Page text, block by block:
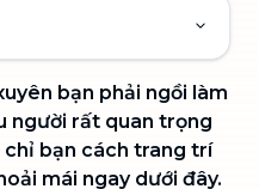
bạn phải ngồi làm
người rất quan trọng
bạn cách trang trí
mái ngay dưới đây.